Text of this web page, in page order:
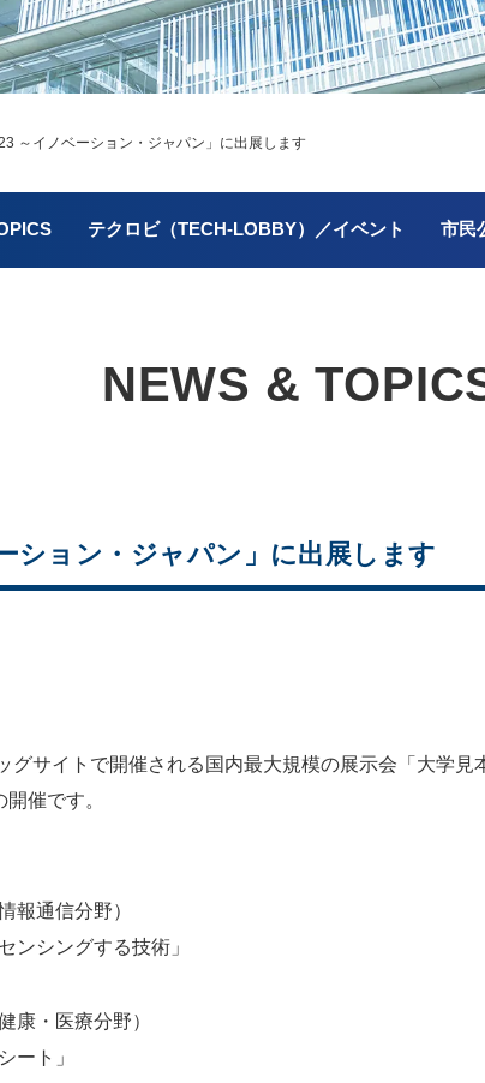
～イノベーション・ジャパン」に出展します
テクロビ（TECH-LOBBY）／イベント 市民
NEWS &
ション・ジャパン」に出展します
グサイトで開催される国内最大規模の展示会「大学
催です。
報通信分野）
ンシングする技術」
康・医療分野）
ート」